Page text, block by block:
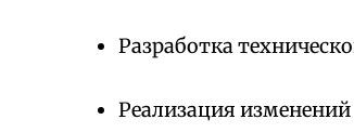
Разработка
Реализация изменений